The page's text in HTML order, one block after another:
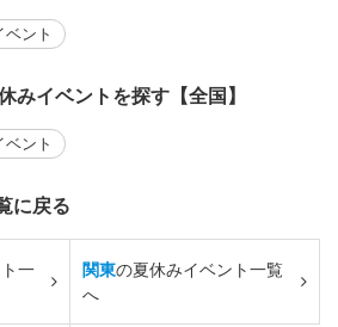
ント
みイベントを探す【全国】
ント
に戻る
一
関東の夏休みイベント一覧
へ